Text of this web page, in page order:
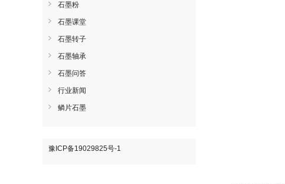
石墨粉
石墨课堂
石墨转子
石墨轴承
石墨问答
行业新闻
鳞片石墨
豫ICP备19029825号-1